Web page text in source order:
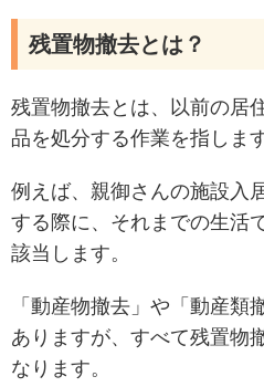
残置物撤去とは？
残置物撤去とは、以前の居
品を処分する作業を指します
例えば、親御さんの施設入
する際に、それまでの生活
該当します。
「動産物撤去」や「動産類
ありますが、すべて残置物
なります。